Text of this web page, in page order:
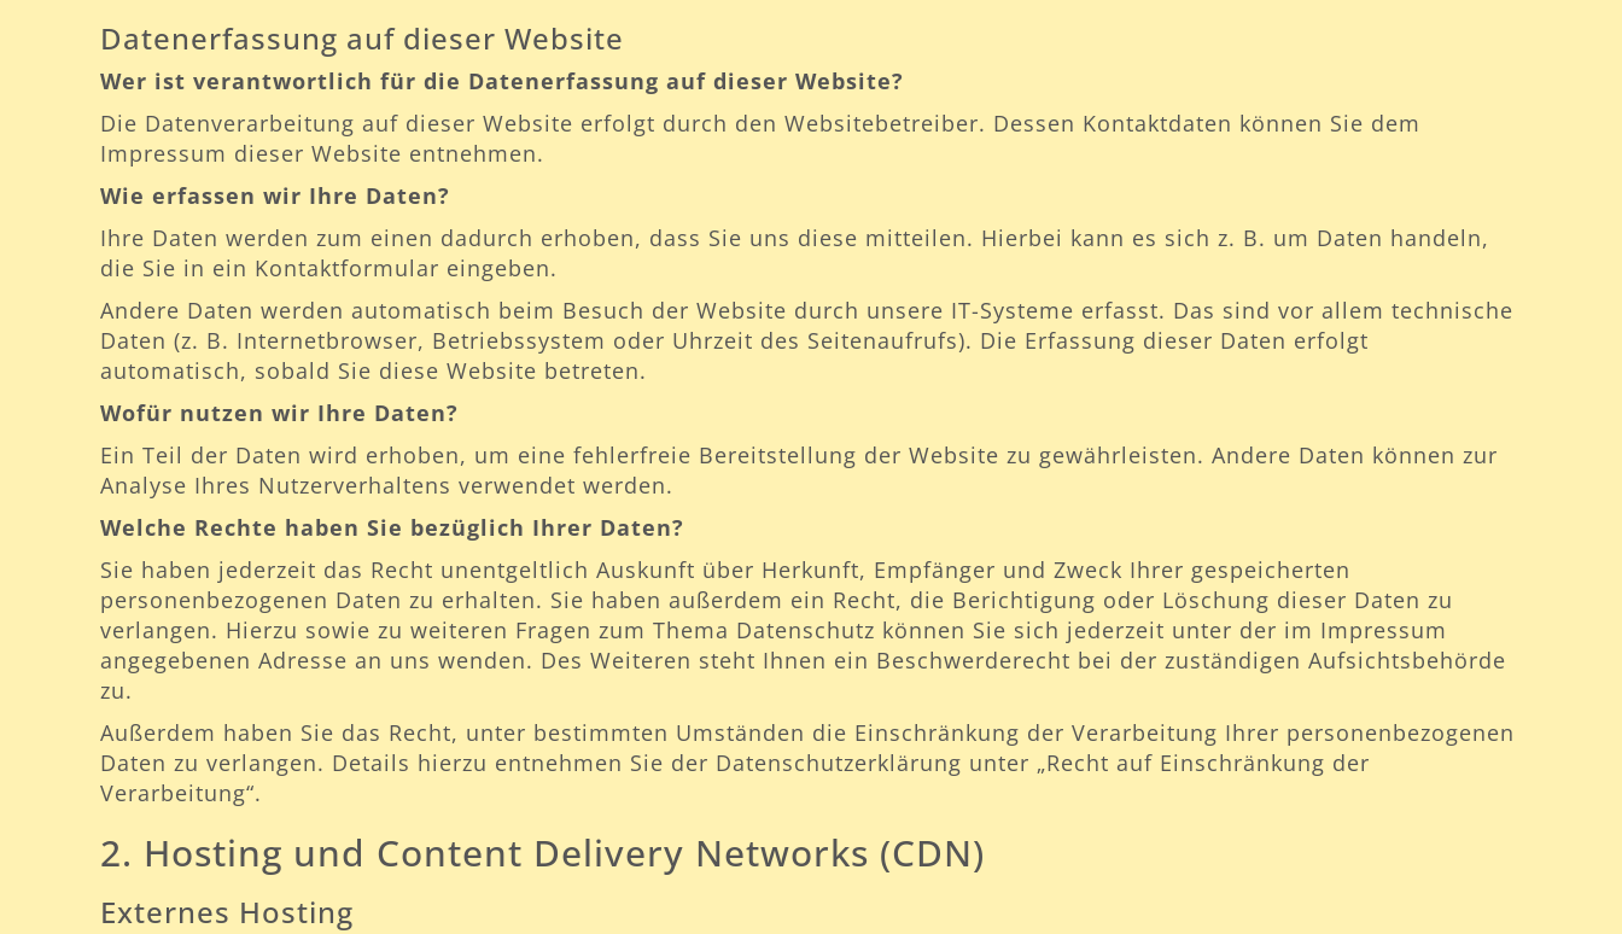
Datenerfassung auf dieser Website
Wer ist verantwortlich für die Datenerfassung auf dieser Website?
Die Datenverarbeitung auf dieser Website erfolgt durch den Websitebetreiber. Dessen Kontaktdaten können Sie dem
Impressum dieser Website entnehmen.
Wie erfassen wir Ihre Daten?
Ihre Daten werden zum einen dadurch erhoben, dass Sie uns diese mitteilen. Hierbei kann es sich z. B. um Daten handeln,
die Sie in ein Kontaktformular eingeben.
Andere Daten werden automatisch beim Besuch der Website durch unsere IT-Systeme erfasst. Das sind vor allem technische
Daten (z. B. Internetbrowser, Betriebssystem oder Uhrzeit des Seitenaufrufs). Die Erfassung dieser Daten erfolgt
automatisch, sobald Sie diese Website betreten.
Wofür nutzen wir Ihre Daten?
Ein Teil der Daten wird erhoben, um eine fehlerfreie Bereitstellung der Website zu gewährleisten. Andere Daten können zur
Analyse Ihres Nutzerverhaltens verwendet werden.
Welche Rechte haben Sie bezüglich Ihrer Daten?
Sie haben jederzeit das Recht unentgeltlich Auskunft über Herkunft, Empfänger und Zweck Ihrer gespeicherten
personenbezogenen Daten zu erhalten. Sie haben außerdem ein Recht, die Berichtigung oder Löschung dieser Daten zu
verlangen. Hierzu sowie zu weiteren Fragen zum Thema Datenschutz können Sie sich jederzeit unter der im Impressum
angegebenen Adresse an uns wenden. Des Weiteren steht Ihnen ein Beschwerderecht bei der zuständigen Aufsichtsbehörde
zu.
Außerdem haben Sie das Recht, unter bestimmten Umständen die Einschränkung der Verarbeitung Ihrer personenbezogenen
Daten zu verlangen. Details hierzu entnehmen Sie der Datenschutzerklärung unter „Recht auf Einschränkung der
Verarbeitung“.
2. Hosting und Content Delivery Networks (CDN)
Externes Hosting